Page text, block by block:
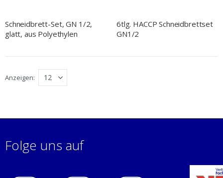
Schneidbrett-Set, GN 1/2,
glatt, aus Polyethylen
6tlg. HACCP Schneidbrettset
GN1/2
Anzeigen
Folge uns auf